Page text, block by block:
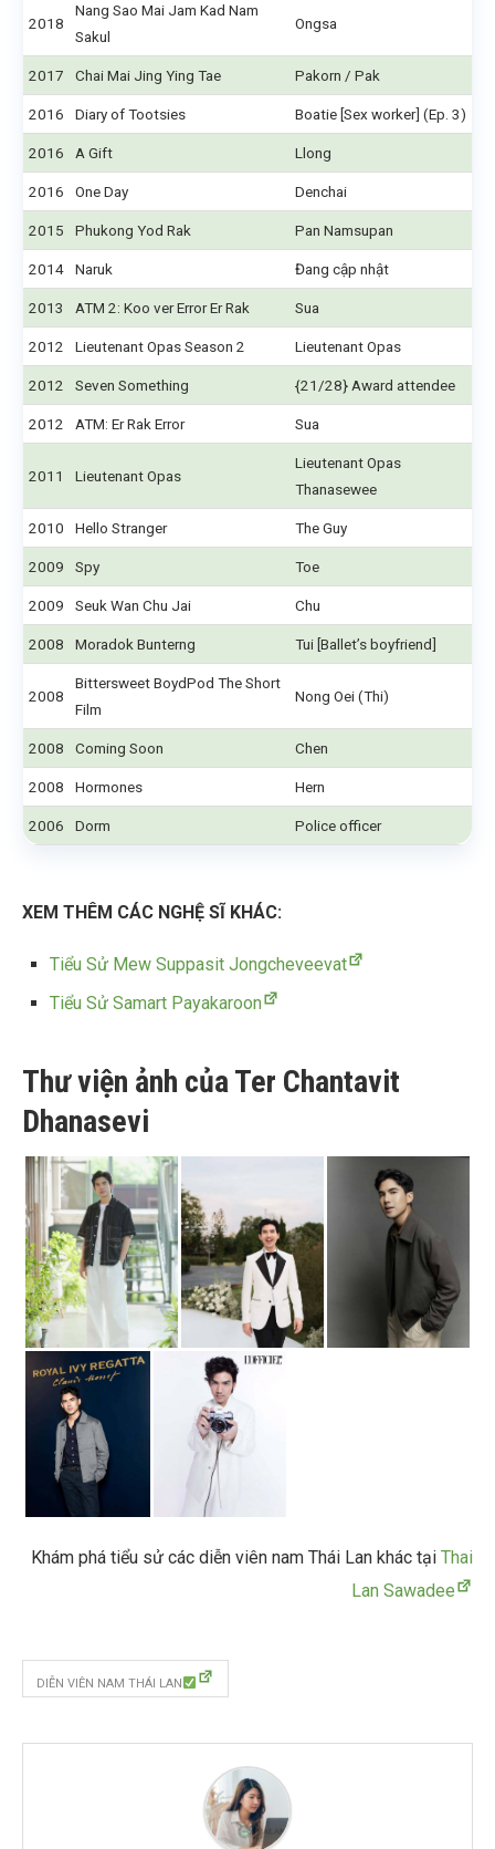
2018
Nang Sao Mai Jam Kad Nam
Sakul
Ongsa
2017 Chai Mai Jing Ying Tae Pakorn / Pak
2016 Diary of Tootsies Boatie [Sex worker] (Ep. 3)
2016 A Gift Llong
2016 One Day Denchai
2015 Phukong Yod Rak Pan Namsupan
2014 Naruk Đang cập nhật
2013 ATM 2: Koo ver Error Er Rak Sua
2012 Lieutenant Opas Season 2 Lieutenant Opas
2012 Seven Something {21/28} Award attendee
2012 ATM: Er Rak Error Sua
2011 Lieutenant Opas
Lieutenant Opas
Thanasewee
2010 Hello Stranger The Guy
2009 Spy Toe
2009 Seuk Wan Chu Jai Chu
2008 Moradok Bunterng Tui [Ballet’s boyfriend]
2008
Bittersweet BoydPod The Short
Film
Nong Oei (Thi)
2008 Coming Soon Chen
2008 Hormones Hern
2006 Dorm Police officer
XEM THÊM CÁC NGHỆ SĨ KHÁC:
Tiểu Sử Mew Suppasit Jongcheveevat
Tiểu Sử Samart Payakaroon
Thư viện ảnh của Ter Chantavit
Dhanasevi
Khám phá tiểu sử các diễn viên nam Thái Lan khác tại Thai
Lan Sawadee
DIỄN VIÊN NAM THÁI LAN